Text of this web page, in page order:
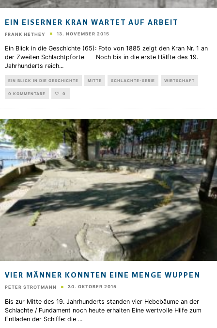
EIN EISERNER KRAN WARTET AUF ARBEIT
FRANK HETHEY 13. NOVEMBER 2015
Ein Blick in die Geschichte (65): Foto von 1885 zeigt den Kran Nr. 1 an
der Zweiten Schlachtpforte Noch bis in die erste Hälfte des 19.
Jahrhunderts reich...
EIN BLICK IN DIE GESCHICHTE MITTE SCHLACHTE-SERIE WIRTSCHAFT
0 KOMMENTARE 0
VIER MÄNNER KONNTEN EINE MENGE WUPPEN
PETER STROTMANN 30. OKTOBER 2015
Bis zur Mitte des 19. Jahrhunderts standen vier Hebebäume an der
Schlachte / Fundament noch heute erhalten Eine wertvolle Hilfe zum
Entladen der Schiffe: die ...